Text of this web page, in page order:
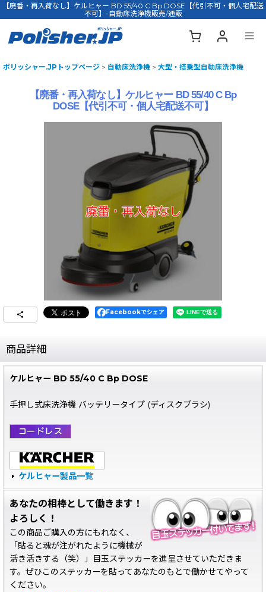
【廃番・再入荷なし】ケルヒャー BD 55/40 C Bp DOSE【代引不可・個人宅配送
不可】-自動床洗浄機販売/通販
ポリッシャー.JPトップページ > 自動床洗浄機 > 大型・搭乗型自動床洗浄機
【廃番・再入荷なし】ケルヒャー BD 55/40 C Bp
DOSE【代引不可・個人宅配送不可】
Facebookでシェア
商品詳細
ケルヒャー BD 55/40 C Bp DOSE
手押し式床洗浄機 バッテリータイプ (ディスクブラシ)
ケルヒャー製品一覧
あなたの相棒として働きます！
よろしく！
この商品ご購入の方にもれなく、
「貼ると魂が注がれたように機械が
活き活きする（笑）」目玉ステッカーを進呈させていただきま
す。ぜひこのステッカーを貼ってあなたのもとで働かせてやって
ください。